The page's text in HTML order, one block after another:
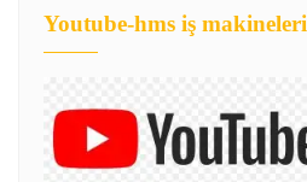
Youtube-hms iş makineleri